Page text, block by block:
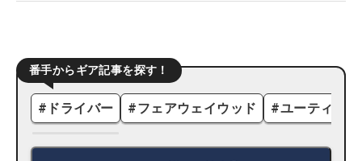
番手からギア記事を探す！
# ドライバー #フェアウェイウッド #ユーティリ